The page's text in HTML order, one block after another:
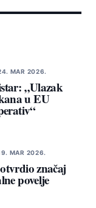
MAR 2026.
„Ulazak
u EU
MAR 2026.
značaj
povelje